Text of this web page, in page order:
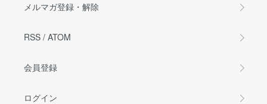
メルマガ登録・解除
RSS / ATOM
会員登録
ログイン